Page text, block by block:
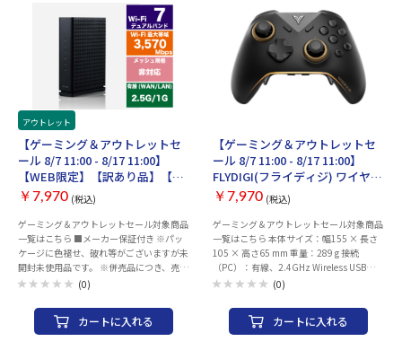
ース：USB Type-C×1 外形寸法：
372×120×22mm 重量：約710g 保証期
間：2年
アウトレット
【ゲーミング＆アウトレットセ
ール 8/7 11:00 - 8/17 11:00】
【WEB限定】【訳あり品】【箱
破損】【未開封・未使用】
ELECOM Wi-Fi 7 2882+688Mbps
Wi-Fi 2.5Gルーター WRC-
BE36QS-B [ブラック]（メーカ
ー保証付き）
￥7,970 (税込)
ゲーミング＆アウトレットセール対象商品
一覧はこちら ■メーカー保証付き ※パッ
ケージに色褪せ、破れ等がございますが未
開封未使用品です。 ※併売品につき、売り
切れの際はご容赦ください。 接続環境：3
線LAN規格：
IEEE802.11a/b/g/n/ac/ax/be 周波数：
2.4/5GHz 無線LAN速度(5GHz)：2882
(0)
カートに入れる
【ゲーミング＆アウトレットセ
ール 8/7 11:00 - 8/17 11:00】
FLYDIGI(フライディジ) ワイヤレ
スコントローラー「VADER5
PRO」
￥7,970 (税込)
ゲーミング＆アウトレットセール対象商品
一覧はこちら 本体サイズ：幅155 × 長さ
105 × 高さ65 mm 重量：289 g 接続
（PC）：有線、2.4GHz Wireless USBドン
グル、Bluetooth5.0(X-INPUTのみ） 接続
トフォン）：Bluetooth5.0 ポーリングレー
ト：1000Hz（無線・有線） ケーブル長：
2.0 m（USB TYPE-C 充電用ケーブル） 内
(0)
カートに入れる